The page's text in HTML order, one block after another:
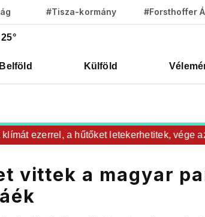
#Tisza-kormány #Forsthoffer
25°
Belföld Külföld
a hűtőket letekerhetitek, vége az
vittek a magyar